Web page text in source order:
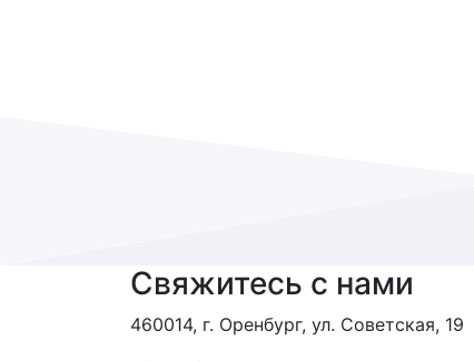
Свяжитесь с нами
460014, г. Оренбург, ул. Советская, 19